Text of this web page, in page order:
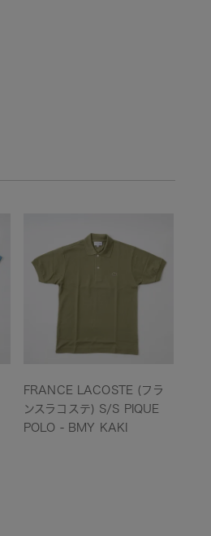
FRANCE LACOSTE (フラ
ンスラコステ) S/S PIQUE
POLO - BMY KAKI